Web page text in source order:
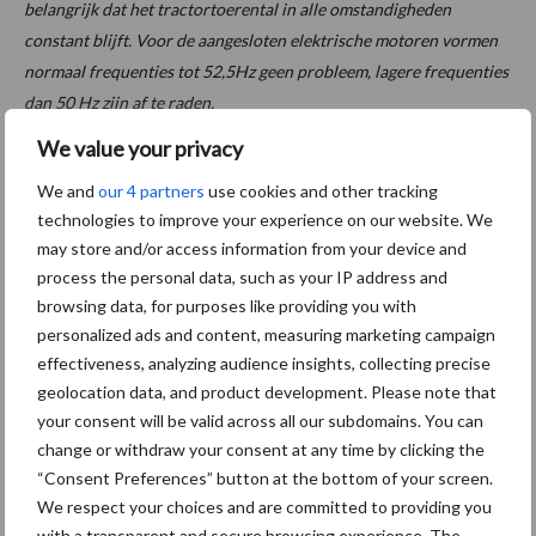
We value your privacy
We and our 4 partners use cookies and other tracking
technologies to improve your experience on our website. We
may store and/or access information from your device and
process the personal data, such as your IP address and
browsing data, for purposes like providing you with
personalized ads and content, measuring marketing campaign
effectiveness, analyzing audience insights, collecting precise
geolocation data, and product development. Please note that
your consent will be valid across all our subdomains. You can
change or withdraw your consent at any time by clicking the
“Consent Preferences” button at the bottom of your screen.
We respect your choices and are committed to providing you
belangrijk dat het tractortoerental in alle omstandigheden
constant blijft. Voor de aangesloten elektrische motoren vormen
normaal frequenties tot 52,5Hz geen probleem, lagere frequenties
dan 50 Hz zijn af te raden.
Benodigd vermogen
Het bepalen van het juiste nodige vermogen (uitgedrukt in kilo
Voltampère (kVA)) vergt enige voorbereiding. Het is namelijk
belangrijk dat de groep voldoende belast, maar nooit overbelast
wordt. Bij onderbelasting komt de motor niet op temperatuur.
Gevolg: slechte verbranding en roet vorming.
Bij het bepalen van het nodige vermogen spelen zowel het
nodige piekvermogen als het verbruiksprofiel gedurende de dag
een rol.
Eenvoudig uitgedrukt kan het nodige vermogen bepaald worden